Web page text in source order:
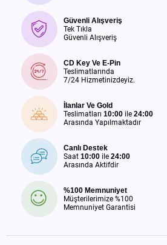
Güvenli Alışveriş
Tek Tıkla
Güvenli Alışveriş
CD Key Ve E-Pin
Teslimatlarında
7/24 Hizmetinizdeyiz.
İlanlar Ve Gold
Teslimatları 10:00 ile 24:00
Arasında Yapılmaktadır
Canlı Destek
Saat 10:00 ile 24:00
Arasında Aktifdir
%100 Memnuniyet
Müşterilerimize %100
Memnuniyet Garantisi